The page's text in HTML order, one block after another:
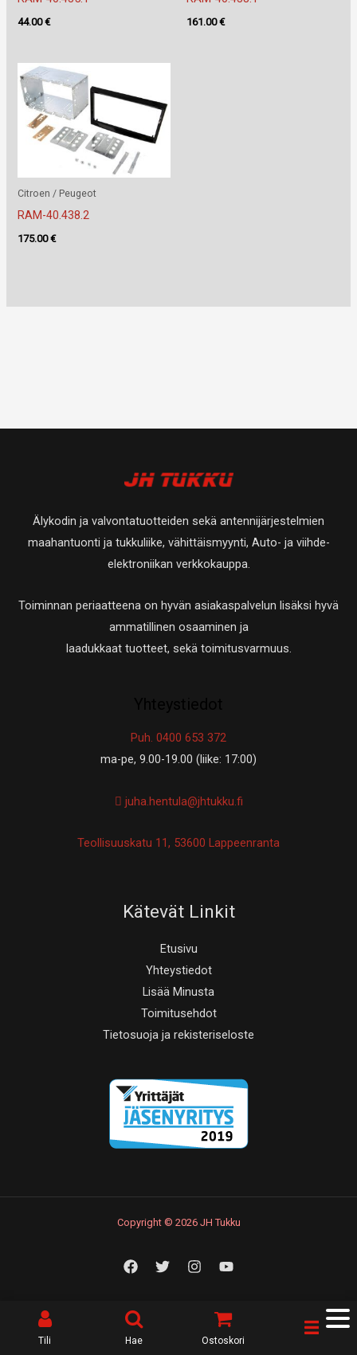
44.00€ 161.00€
Citroen / Peugeot
RAM-40.438.2
175.00€
Älykodin ja valvontatuotteiden sekä antennijärjestelmien
maahantuonti ja tukkuliike, vähittäismyynti, Auto- ja viihde-
elektroniikan verkkokauppa.
Toiminnan periaatteena on hyvän asiakaspalvelun lisäksi hyvä
ammatillinen osaaminen ja
laadukkaat tuotteet, sekä toimitusvarmuus.
Puh. 0400 653 372
ma-pe, 9.00-19.00 (liike: 17:00)
juha.hentula@jhtukku.fi
Teollisuuskatu 11, 53600 Lappeenranta
Kätevät Linkit
Etusivu
Yhteystiedot
Lisää Minusta
Toimitusehdot
Tietosuoja ja rekisteriseloste
Copyright © 2026 JH Tukku
Tili Hae Ostoskori